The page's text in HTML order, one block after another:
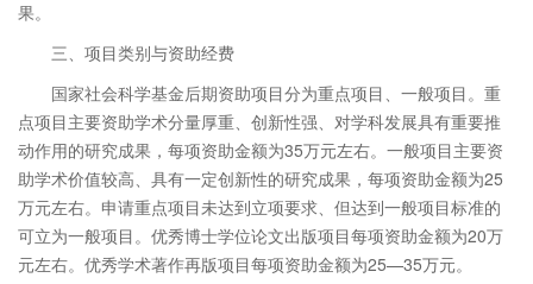
果。
三、项目类别与资助经费
国家社会科学基金后期资助项目分为重点项目、一般项目。重
点项目主要资助学术分量厚重、创新性强、对学科发展具有重要推
动作用的研究成果，每项资助金额为35万元左右。一般项目主要资
助学术价值较高、具有一定创新性的研究成果，每项资助金额为25
万元左右。申请重点项目未达到立项要求、但达到一般项目标准的
可立为一般项目。优秀博士学位论文出版项目每项资助金额为20万
元左右。优秀学术著作再版项目每项资助金额为25—35万元。